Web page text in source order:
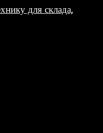
для склада,